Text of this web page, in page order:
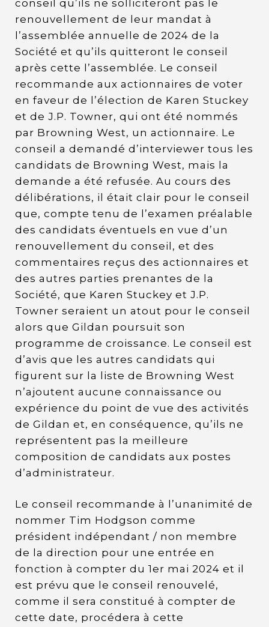
conseil qu’ils ne solliciteront pas le
renouvellement de leur mandat à
l’assemblée annuelle de 2024 de la
Société et qu’ils quitteront le conseil
après cette l’assemblée. Le conseil
recommande aux actionnaires de voter
en faveur de l’élection de Karen Stuckey
et de J.P. Towner, qui ont été nommés
par Browning West, un actionnaire. Le
conseil a demandé d’interviewer tous les
candidats de Browning West, mais la
demande a été refusée. Au cours des
délibérations, il était clair pour le conseil
que, compte tenu de l’examen préalable
des candidats éventuels en vue d’un
renouvellement du conseil, et des
commentaires reçus des actionnaires et
des autres parties prenantes de la
Société, que Karen Stuckey et J.P.
Towner seraient un atout pour le conseil
alors que Gildan poursuit son
programme de croissance. Le conseil est
d’avis que les autres candidats qui
figurent sur la liste de Browning West
n’ajoutent aucune connaissance ou
expérience du point de vue des activités
de Gildan et, en conséquence, qu’ils ne
représentent pas la meilleure
composition de candidats aux postes
d’administrateur.
Le conseil recommande à l’unanimité de
nommer Tim Hodgson comme
président indépendant / non membre
de la direction pour une entrée en
fonction à compter du 1er mai 2024 et il
est prévu que le conseil renouvelé,
comme il sera constitué à compter de
cette date, procédera à cette